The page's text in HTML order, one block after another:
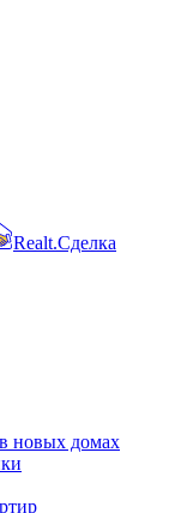
Realt.Сделка
новых домах